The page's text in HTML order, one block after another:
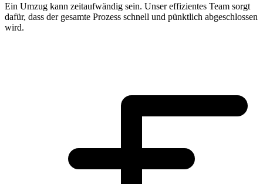
Ein Umzug kann zeitaufwändig sein. Unser effizientes Team sorgt
dafür, dass der gesamte Prozess schnell und pünktlich abgeschlossen
wird.